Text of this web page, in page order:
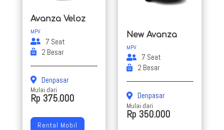
Avanza Veloz
MPV
7 Seat
2 Besar
Denpasar
Mulai dari
Rp 375.000
Rental Mobil
New Avanza
MPV
7 Seat
2 Besar
Denpasar
Mulai dari
Rp 350.000